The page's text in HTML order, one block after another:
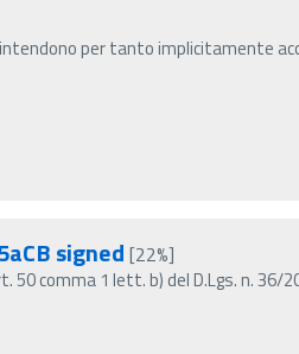
per tanto implicitamente
signed [22%]
comma 1 lett. b) del D.Lgs. n. 36/